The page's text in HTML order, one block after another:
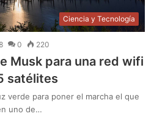
Ciencia y Tecnología
0 220
Musk para una red wifi
satélites
verde para poner el marcha el que
uno de…